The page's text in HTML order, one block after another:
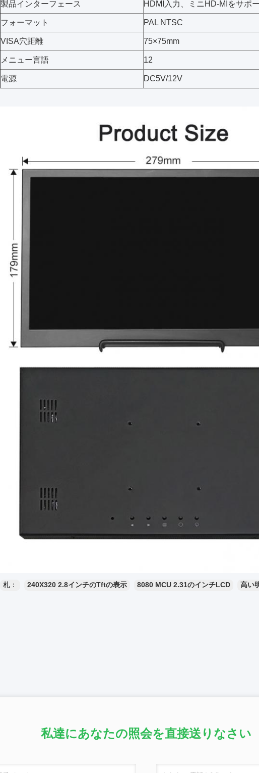
製品インターフェース HDMI入力、ミニHD-MIをサポ
フォーマット PAL NTSC
VISA穴距離 75×75mm
メニュー言語 12
電源 DC5V/12V
札： 240X320 2.8インチのTftの表示 8080 MCU 2.31のインチLCD 高い
私達にあなたの照会を直接送りなさい